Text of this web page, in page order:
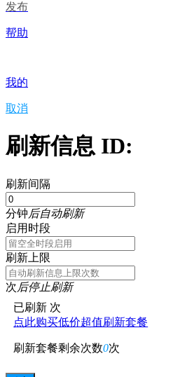
发布
帮助
我的
取消
刷新信息 ID:
刷新间隔
分钟后自动刷新
启用时段
刷新上限
次后停止刷新
已刷新 次
点此购买低价超值刷新套餐
刷新套餐剩余次数0次